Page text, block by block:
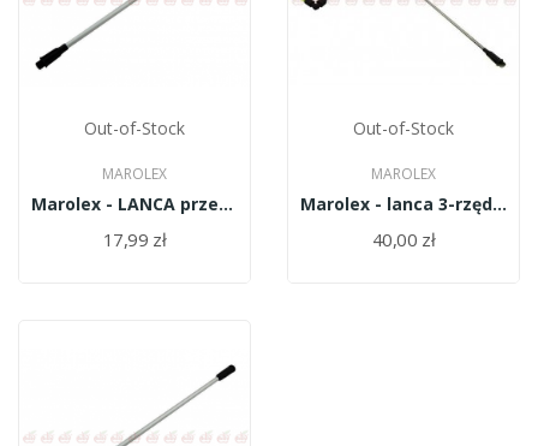
Out-of-Stock
MAROLEX
Marolex - LANCA przedłużacz 100 cm R04mx/100
17,99 zł
Out-of-Stock
MAROLEX
Marolex - lanca 3-rzędowa handlowa R03mr/60sk
40,00 zł